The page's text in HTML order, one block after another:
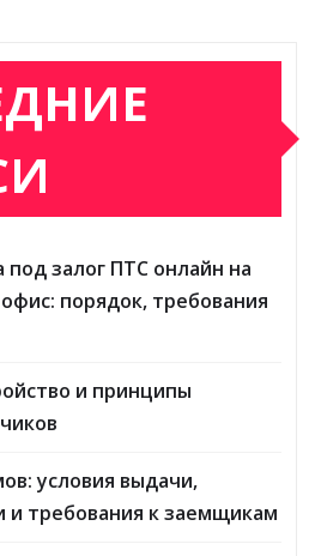
залог ПТС онлайн на
порядок, требования
и принципы
условия выдачи,
и требования к заемщикам